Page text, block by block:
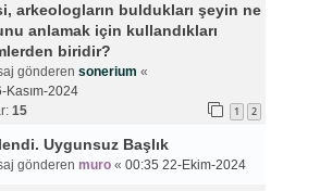
arkeologların buldukları şeyin ne
anlamak için kullandıkları
biridir?
gönderen sonerium «
Kasım-2024
15 1 2
Uygunsuz Başlık
gönderen muro« 00:35 22-Ekim-2024